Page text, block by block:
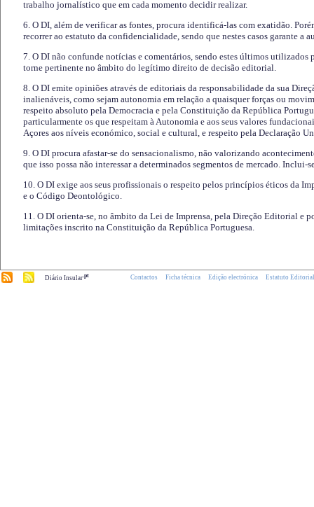
trabalho jornalístico que em cada momento decidir realizar.
6. O DI, além de verificar as fontes, procura identificá-las com exatidão.
recorrer ao estatuto da confidencialidade, sendo que nestes casos garante a
7. O DI não confunde notícias e comentários, sendo estes últimos utilizados
torne pertinente no âmbito do legítimo direito de decisão editorial.
8. O DI emite opiniões através de editoriais da responsabilidade da sua
inalienáveis, como sejam autonomia em relação a quaisquer forças ou
respeito absoluto pela Democracia e pela Constituição da República
particularmente os que respeitam à Autonomia e aos seus valores
Açores aos níveis económico, social e cultural, e respeito pela Declaração
9. O DI procura afastar-se do sensacionalismo, não valorizando
que isso possa não interessar a determinados segmentos de mercado.
10. O DI exige aos seus profissionais o respeito pelos princípios éticos da
e o Código Deontológico.
11. O DI orienta-se, no âmbito da Lei de Imprensa, pela Direção Editorial e
limitações inscrito na Constituição da República Portuguesa.
Diário Insular.pt Contactos Ficha técnica Edição electrónica Estatuto Editorial